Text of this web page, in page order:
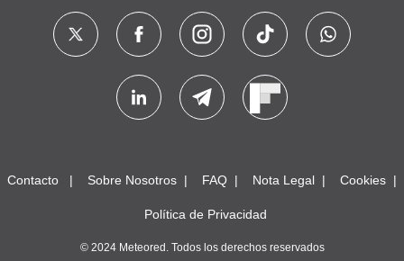
Contacto Sobre Nosotros FAQ Nota Legal Cookies
Política de Privacidad
© 2024 Meteored. Todos los derechos reservados